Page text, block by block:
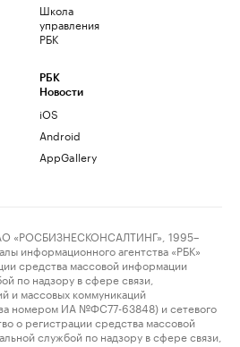
Школа
управления
РБК
РБК
Новости
iOS
Android
AppGallery
«РОСБИЗНЕСКОНСАЛТИНГ», 1995–
информационного агентства «РБК»
средства массовой информации
по надзору в сфере связи,
и массовых коммуникаций
номером ИА №ФС77-63848) и сетевого
о регистрации средства массовой
службой по надзору в сфере связи,